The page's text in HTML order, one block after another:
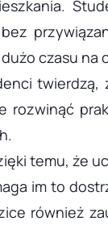
czasu
rozwinąć
temu, że
im to
również